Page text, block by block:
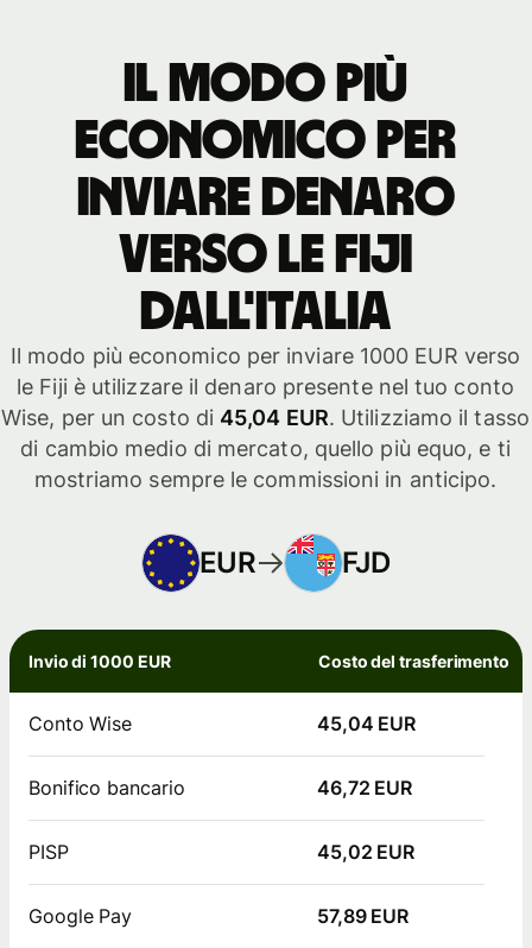
Il modo più
economico per
inviare denaro
verso le Fiji
dall'Italia
Il modo più economico per inviare 1000 EUR verso
le Fiji è utilizzare il denaro presente nel tuo conto
Wise, per un costo di 45,04 EUR. Utilizziamo il tasso
di cambio medio di mercato, quello più equo, e ti
mostriamo sempre le commissioni in anticipo.
EUR FJD
Invio di 1000 EUR Costo del trasferimento
Conto Wise 45,04 EUR
Bonifico bancario 46,72 EUR
PISP 45,02 EUR
Google Pay 57,89 EUR